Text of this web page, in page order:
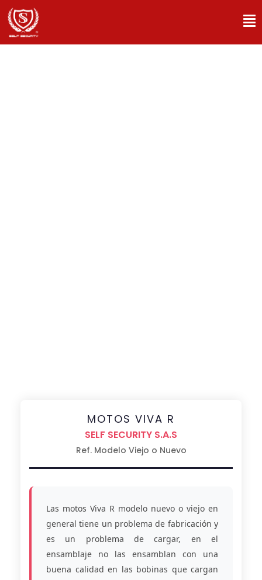
MOTOS VIVA R
SELF SECURITY S.A.S
Ref. Modelo Viejo o Nuevo
Las motos Viva R modelo nuevo o viejo en
general tiene un problema de fabricación y
es un problema de cargar, en el
ensamblaje no las ensamblan con una
buena calidad en las bobinas que cargan